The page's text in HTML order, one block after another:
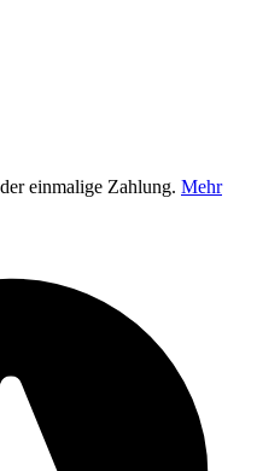
einmalige Zahlung. Mehr